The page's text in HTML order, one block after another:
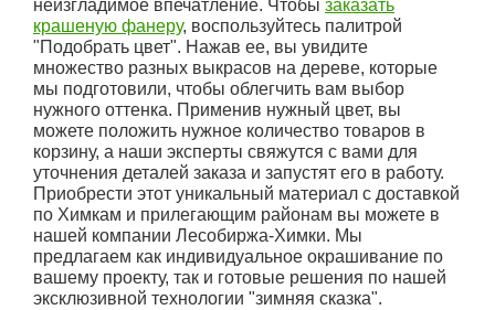
неизгладимое впечатление. Чтобы заказать
крашеную фанеру, воспользуйтесь палитрой
"Подобрать цвет". Нажав ее, вы увидите
множество разных выкрасов на дереве, которые
мы подготовили, чтобы облегчить вам выбор
нужного оттенка. Применив нужный цвет, вы
можете положить нужное количество товаров в
корзину, а наши эксперты свяжутся с вами для
уточнения деталей заказа и запустят его в работу.
Приобрести этот уникальный материал с доставкой
по Химкам и прилегающим районам вы можете в
нашей компании Лесобиржа-Химки. Мы
предлагаем как индивидуальное окрашивание по
вашему проекту, так и готовые решения по нашей
эксклюзивной технологии "зимняя сказка".